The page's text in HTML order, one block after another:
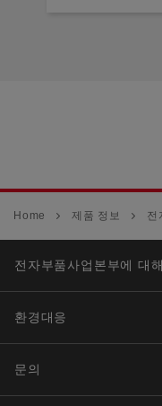
Home 제품 정보 전
전자부품사업본부에 대
환경대응
문의